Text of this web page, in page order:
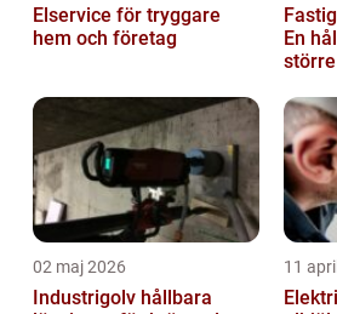
Elservice för tryggare
hem och företag
En
02 maj 2026
Industrigolv hållbara
11